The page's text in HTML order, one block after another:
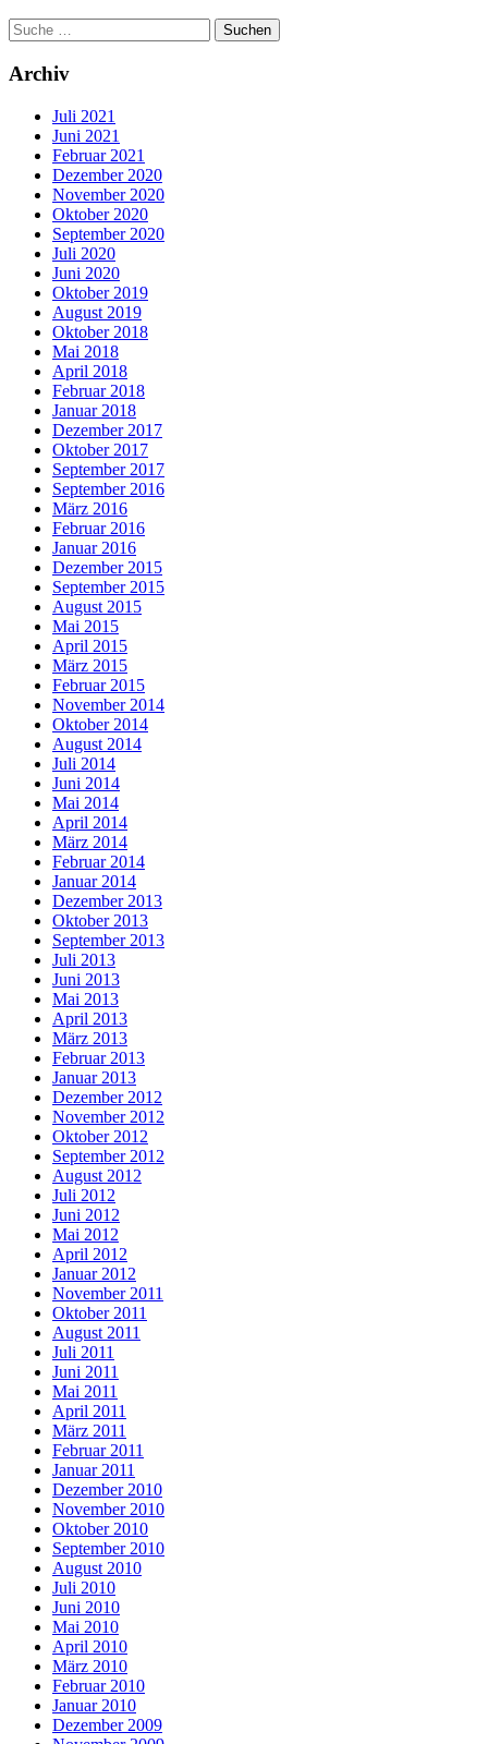
Archiv
Juli 2021
Juni 2021
Februar 2021
Dezember 2020
November 2020
Oktober 2020
September 2020
Juli 2020
Juni 2020
Oktober 2019
August 2019
Oktober 2018
Mai 2018
April 2018
Februar 2018
Januar 2018
Dezember 2017
Oktober 2017
September 2017
September 2016
März 2016
Februar 2016
Januar 2016
Dezember 2015
September 2015
August 2015
Mai 2015
April 2015
März 2015
Februar 2015
November 2014
Oktober 2014
August 2014
Juli 2014
Juni 2014
Mai 2014
April 2014
März 2014
Februar 2014
Januar 2014
Dezember 2013
Oktober 2013
September 2013
Juli 2013
Juni 2013
Mai 2013
April 2013
März 2013
Februar 2013
Januar 2013
Dezember 2012
November 2012
Oktober 2012
September 2012
August 2012
Juli 2012
Juni 2012
Mai 2012
April 2012
Januar 2012
November 2011
Oktober 2011
August 2011
Juli 2011
Juni 2011
Mai 2011
April 2011
März 2011
Februar 2011
Januar 2011
Dezember 2010
November 2010
Oktober 2010
September 2010
August 2010
Juli 2010
Juni 2010
Mai 2010
April 2010
März 2010
Februar 2010
Januar 2010
Dezember 2009